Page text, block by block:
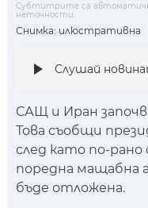
Снимка: илюстративна
Субтитрите са
неточности.
Слушай
САЩ и Иран
Това съобщи
след като по-рано
поредна мащабна
бъде отложена.